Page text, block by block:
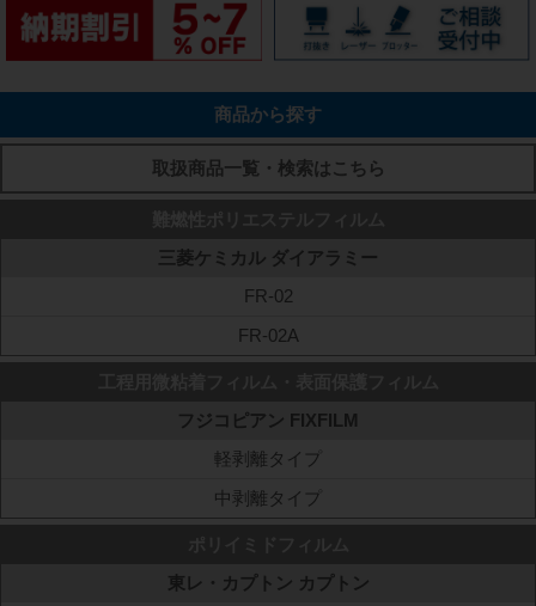
商品から探す
取扱商品一覧・検索はこちら
三菱ケミカル ダイアラミー
FR-02
FR-02A
フジコピアン FIXFILM
軽剥離タイプ
中剥離タイプ
東レ・カプトン カプトン